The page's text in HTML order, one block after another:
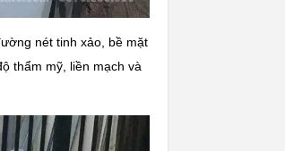
nét tinh xảo, bề mặt
thẩm mỹ, liền mạch và